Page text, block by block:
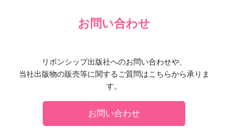
お問い合わせ
リボンシップ出版社へのお問い合わせや、
当社出版物の販売等に関するご質問はこちらから承りま
す。
お問い合わせ